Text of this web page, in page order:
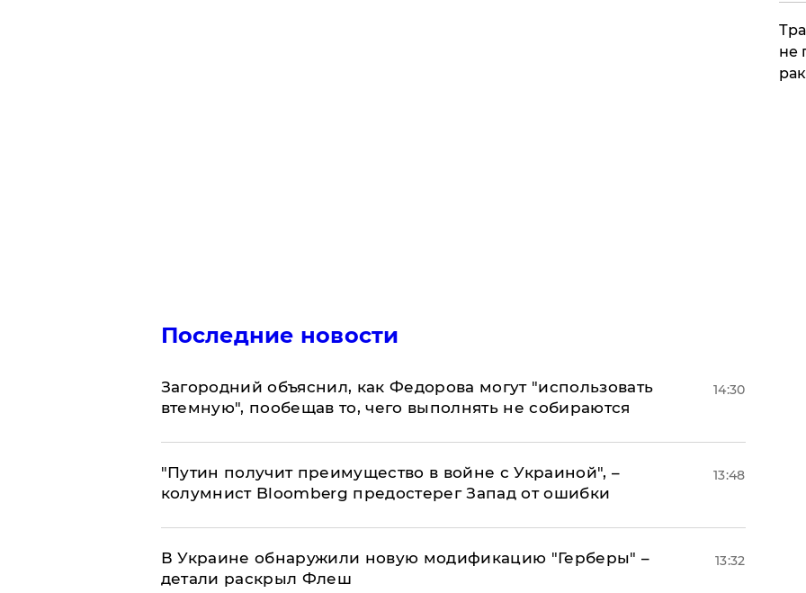
Последние новости
Загородний объяснил, как Федорова могут "использовать
втемную", пообещав то, чего выполнять не собираются
14:30
"Путин получит преимущество в войне с Украиной", –
колумнист Bloomberg предостерег Запад от ошибки
13:48
В Украине обнаружили новую модификацию "Герберы" –
детали раскрыл Флеш
13:32
не